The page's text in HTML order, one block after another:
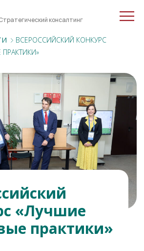
консалтинг
ВСЕРОССИЙСКИЙ КОНКУРС
«Лучшие
практики»